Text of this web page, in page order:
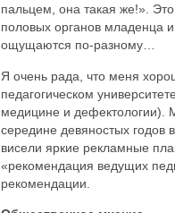
пальцем, она такая же!».
половых органов младенца
ощущаются по-разному…
Я очень рада, что меня
педагогическом
медицине и дефектологии).
середине девяностых годов
висели яркие рекламные
«рекомендация ведущих
рекомендации.